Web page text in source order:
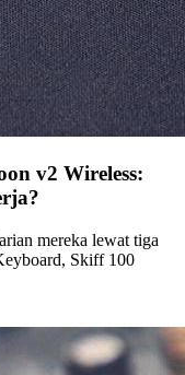
v2 Wireless:
mereka lewat tiga
Skiff 100